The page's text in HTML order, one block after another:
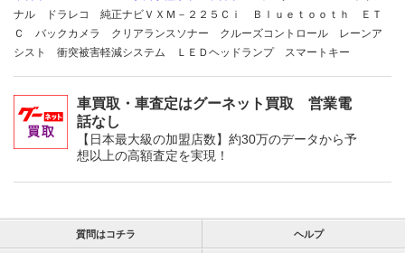
ナル ドラレコ 純正ナビＶＸＭ－２２５Ｃｉ Ｂｌｕｅｔｏｏｔｈ ＥＴ
Ｃ バックカメラ クリアランスソナー クルーズコントロール レーンア
シスト 衝突被害軽減システム ＬＥＤヘッドランプ スマートキー
車買取・車査定はグーネット買取 営業電
話なし
【日本最大級の加盟店数】約30万のデータから予
想以上の高額査定を実現！
質問はコチラ ヘルプ